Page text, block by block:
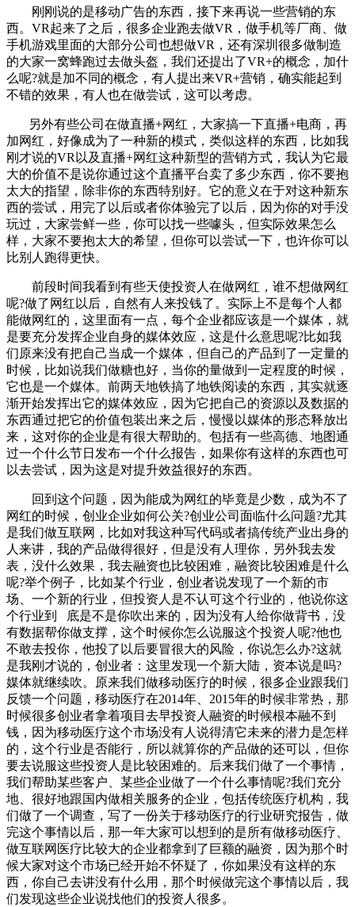
刚刚说的是移动广告的东西，接下来再说一些营销的东
西。VR起来了之后，很多企业跑去做VR，做手机等厂商、做
手机游戏里面的大部分公司也想做VR，还有深圳很多做制造
的大家一窝蜂跑过去做头盔，我们还提出了VR+的概念，加什
么呢?就是加不同的概念，有人提出来VR+营销，确实能起到
不错的效果，有人也在做尝试，这可以考虑。
另外有些公司在做直播+网红，大家搞一下直播+电商，再
加网红，好像成为了一种新的模式，类似这样的东西，比如我
刚才说的VR以及直播+网红这种新型的营销方式，我认为它最
大的价值不是说你通过这个直播平台卖了多少东西，你不要抱
太大的指望，除非你的东西特别好。它的意义在于对这种新东
西的尝试，用完了以后或者你体验完了以后，因为你的对手没
玩过，大家尝鲜一些，你可以找一些噱头，但实际效果怎么
样，大家不要抱太大的希望，但你可以尝试一下，也许你可以
比别人跑得更快。
前段时间我看到有些天使投资人在做网红，谁不想做网红
呢?做了网红以后，自然有人来投钱了。实际上不是每个人都
能做网红的，这里面有一点，每个企业都应该是一个媒体，就
是要充分发挥企业自身的媒体效应，这是什么意思呢?比如我
们原来没有把自己当成一个媒体，但自己的产品到了一定量的
时候，比如说我们做糖也好，当你的量做到一定程度的时候，
它也是一个媒体。前两天地铁搞了地铁阅读的东西，其实就逐
渐开始发挥出它的媒体效应，因为它把自己的资源以及数据的
东西通过把它的价值包装出来之后，慢慢以媒体的形态释放出
来，这对你的企业是有很大帮助的。包括有一些高德、地图通
过一个什么节日发布一个什么报告，如果你有这样的东西也可
以去尝试，因为这是对提升效益很好的东西。
回到这个问题，因为能成为网红的毕竟是少数，成为不了
网红的时候，创业企业如何公关?创业公司面临什么问题?尤其
是我们做互联网，比如对我这种写代码或者搞传统产业出身的
人来讲，我的产品做得很好，但是没有人理你，另外我去发
表，没什么效果，我去融资也比较困难，融资比较困难是什么
呢?举个例子，比如某个行业，创业者说发现了一个新的市
场、一个新的行业，但投资人是不认可这个行业的，他说你这
个行业到 底是不是你吹出来的，因为没有人给你做背书，没
有数据帮你做支撑，这个时候你怎么说服这个投资人呢?他也
不敢去投你，他投了以后要冒很大的风险，你说怎么办?这就
是我刚才说的，创业者：这里发现一个新大陆，资本说是吗?
媒体就继续吹。原来我们做移动医疗的时候，很多企业跟我们
反馈一个问题，移动医疗在2014年、2015年的时候非常热，那
时候很多创业者拿着项目去早投资人融资的时候根本融不到
钱，因为移动医疗这个市场没有人说得清它未来的潜力是怎样
的，这个行业是否能行，所以就算你的产品做的还可以，但你
要去说服这些投资人是比较困难的。后来我们做了一个事情，
我们帮助某些客户、某些企业做了一个什么事情呢?我们充分
地、很好地跟国内做相关服务的企业，包括传统医疗机构，我
们做了一个调查，写了一份关于移动医疗的行业研究报告，做
完这个事情以后，那一年大家可以想到的是所有做移动医疗、
做互联网医疗比较大的企业都拿到了巨额的融资，因为那个时
候大家对这个市场已经开始不怀疑了，你如果没有这样的东
西，你自己去讲没有什么用，那个时候做完这个事情以后，我
们发现这些企业说找他们的投资人很多。